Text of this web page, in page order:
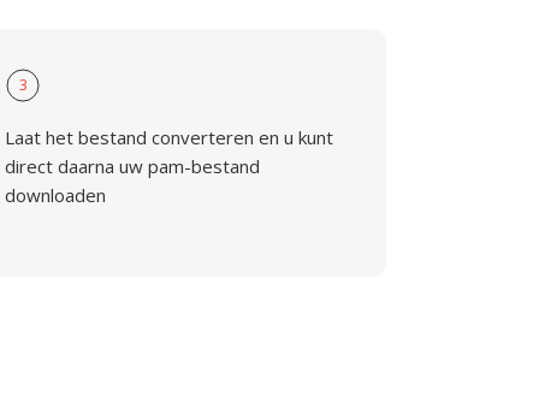
3
Laat het bestand converteren en u kunt
direct daarna uw pam-bestand
downloaden